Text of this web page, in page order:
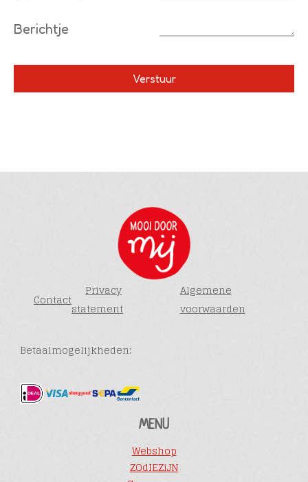
Berichtje
Contact
Privacy
statement
Algemene
voorwaarden
Betaalmogelijkheden:
MENU
Webshop
ZOdIEZiJN